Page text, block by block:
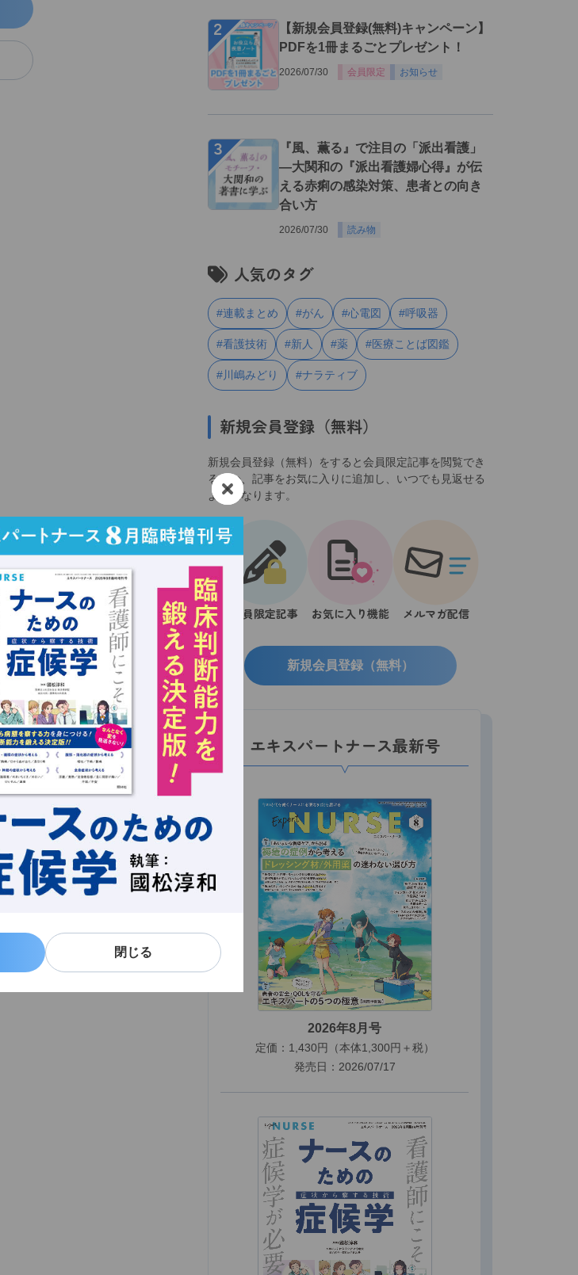
閉じる
閉じる
２
【新規会員登録(無料)キャンペーン】
PDFを1冊まるごとプレゼント！
2026/07/30 会員限定 お知らせ
３
『風、薫る』で注目の「派出看護」
―大関和の『派出看護婦心得』が伝
える赤痢の感染対策、患者との向き
合い方
2026/07/30 読み物
人気のタグ
#連載まとめ #がん #心電図 #呼吸器
#看護技術 #新人 #薬 #医療ことば図鑑
#川嶋みどり #ナラティブ
新規会員登録（無料）
新規会員登録（無料）をすると会員限定記事を閲覧でき
るほか、記事をお気に入りに追加し、いつでも見返せる
ようになります。
会員限定記事 お気に入り機能 メルマガ配信
新規会員登録（無料）
エキスパートナース最新号
2026年8月号
定価：1,430円（本体1,300円＋税）
発売日：2026/07/17